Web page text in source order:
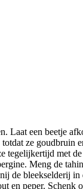
Laat een beetje
ze goudbruin
tegelijkertijd met
Meng de
de bleekselderij
en peper.